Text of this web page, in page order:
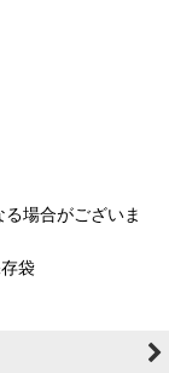
場合がございま
袋